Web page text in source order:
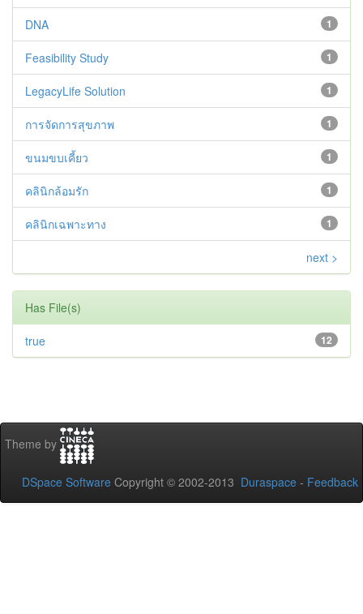
1
DNA
1
Feasibility Study
1
LegacyLife Solution
1
การจัดการสุขภาพ
1
ขนมขบเคี้ยว
1
คลินิกล้อมรัก
1
คลินิกเฉพาะทาง
next >
Has File(s)
12
true
Theme by
DSpace Software Copyright © 2002-2013 Duraspace - Feedback